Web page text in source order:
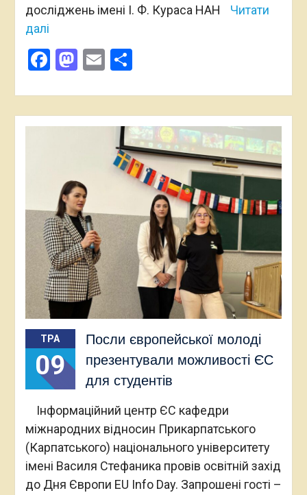
досліджень імені І. Ф. Кураса НАН
Читати
далі
Facebook
Mastodon
Email
ТРА
09
Посли європейської молоді
презентували можливості ЄС
для студентів
Інформаційний центр ЄС кафедри
міжнародних відносин Прикарпатського
(Карпатського) національного університету
імені Василя Стефаника провів освітній захід
до Дня Європи EU Info Day. Запрошені гості –